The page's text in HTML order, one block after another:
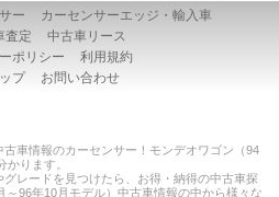
ー
カーセンサーエッジ・輸入車
査定
中古車リース
ポリシー
利用規約
プ
お問い合わせ
車情報のカーセンサー！モンデオワゴン（94
ります。
レードを見つけたら、お得・納得の中古車探
～96年10月モデル）中古車情報の中から様々な